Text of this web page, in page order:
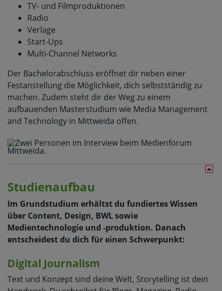
TV- und Filmproduktionen
Radio
Verlage
Start-Ups
Multi-Channel Networks
Der Bachelorabschluss eröffnet dir neben einer
Festanstellung die Möglichkeit, dich selbstständig zu
machen. Zudem steht dir der Weg zu einem
aufbauenden Masterstudium wie Media Management
and Technology in Mittweida offen.
Studienaufbau
Im Grundstudium erhältst du fundiertes Wissen
über Content, Design, BWL sowie
Medientechnologie und -produktion. Danach
entscheidest du dich für einen Schwerpunkt:
Digital Journalism
Text und Konzept sind deine Welt, Storytelling ist dein